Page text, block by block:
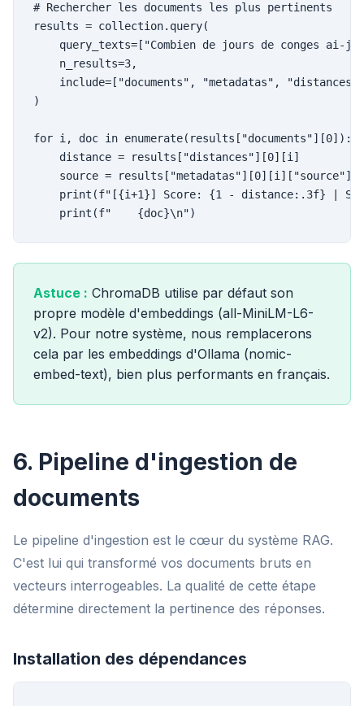
# Rechercher les documents les plus pertinents
results = collection.query(
query_texts=["Combien de jours de conges ai-je
    n_results=3,
    include=["documents", "metadatas", "distances"]
)
for i, doc in enumerate(results["documents"][0]):
    distance = results["distances"][0][i]
    source = results["metadatas"][0][i]["source"]
print(f"[{i+1}] Score: {1 - distance:.3f} |
    print(f"    {doc}\n")
Astuce : ChromaDB utilise par défaut son
propre modèle d'embeddings (all-MiniLM-L6-
v2). Pour notre système, nous remplacerons
cela par les embeddings d'Ollama (nomic-
embed-text), bien plus performants en français.
6. Pipeline d'ingestion de
documents
Le pipeline d'ingestion est le cœur du système RAG.
C'est lui qui transformé vos documents bruts en
vecteurs interrogeables. La qualité de cette étape
détermine directement la pertinence des réponses.
Installation des dépendances